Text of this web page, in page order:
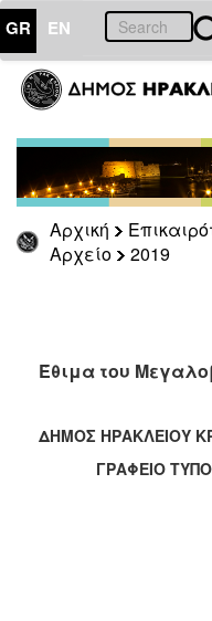
GR EN
Αρχική
Αρχείο
2019
ΕΠΙΚΑΙΡΟΤΗΤΑ
Τύπου
Αρχείο
2026
2025
2021
2019
2018
Έθιμα του
ΔΗΜΟΣ ΗΡΑΚΛΕΙΟΥ
ΓΡΑΦΕΙΟ